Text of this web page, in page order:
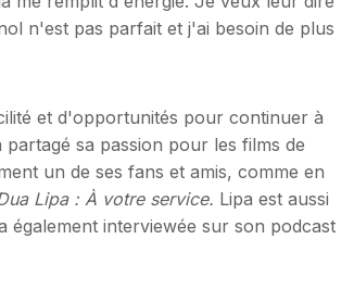
n'est pas parfait et j'ai besoin de plus
et d'opportunités pour continuer à
sa passion pour les films de
un de ses fans et amis, comme en
Lipa : À votre service. Lipa est aussi
interviewée sur son podcast